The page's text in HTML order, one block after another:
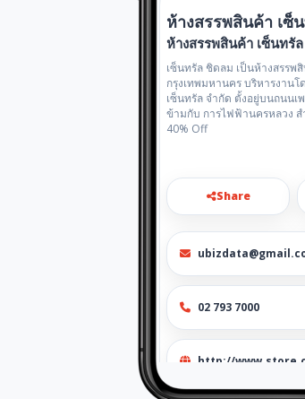
ห้างสรรพสินค้า เซ็
ห้างสรรพสินค้า เซ็นทรั
เซ็นทรัล ชิดลม เป็นห้างสรรพ
กรุงเทพมหานคร บริหารงาน
เซ็นทรัล จำกัด ตั้งอยู่บนถนนเ
ข้ามกับ การไฟฟ้านครหลวง
40% Off
Share
02 793 7000
http://